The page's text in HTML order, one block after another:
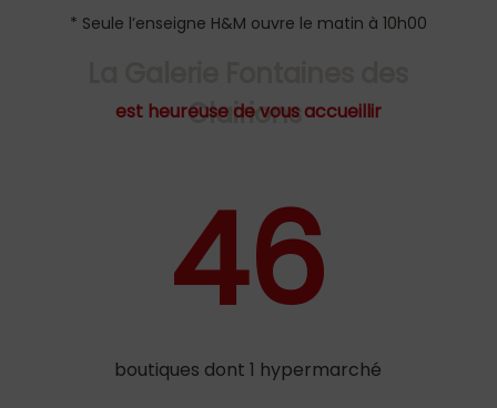
* Seule l’enseigne H&M ouvre le matin à 10h00
Clairions
est heureuse de vous accueillir
46
boutiques dont 1 hypermarché